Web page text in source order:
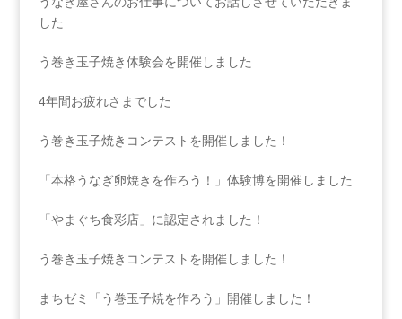
した
う巻き玉子焼き体験会を開催しました
4年間お疲れさまでした
う巻き玉子焼きコンテストを開催しました！
「本格うなぎ卵焼きを作ろう！」体験博を開催しました
「やまぐち食彩店」に認定されました！
う巻き玉子焼きコンテストを開催しました！
まちゼミ「う巻玉子焼を作ろう」開催しました！